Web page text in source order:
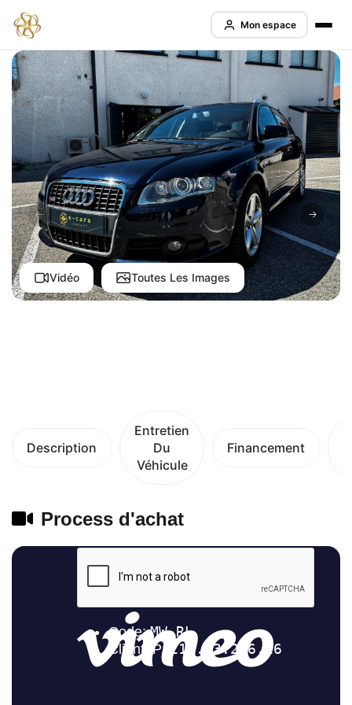
Mon espace
Vidéo Toutes Les Images
Description
Entretien
Du
Véhicule
Financement
Process d'achat